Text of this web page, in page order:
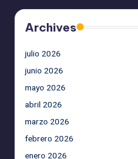
Archives
julio 2026
junio 2026
mayo 2026
abril 2026
marzo 2026
febrero 2026
enero 2026